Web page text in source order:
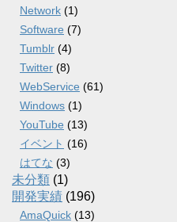
Network (1)
Software (7)
Tumblr (4)
Twitter (8)
WebService (61)
Windows (1)
YouTube (13)
イベント (16)
はてな (3)
未分類 (1)
開発実績 (196)
AmaQuick (13)